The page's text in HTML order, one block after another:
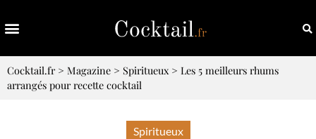
Cocktail.fr> Magazine > Spiritueux> Les 5 meilleurs rhums
arrangés pour recette cocktail
Spiritueux